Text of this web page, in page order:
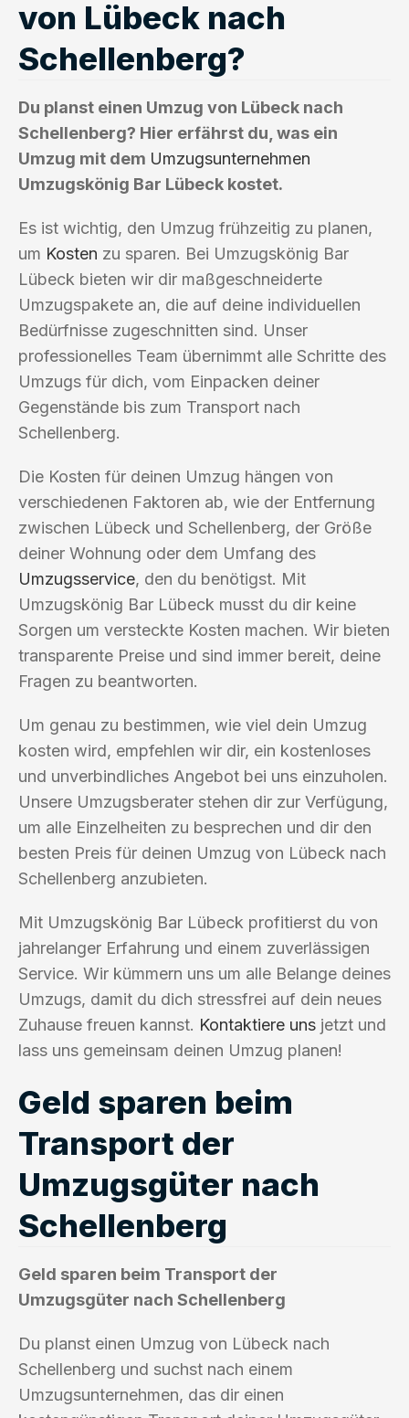
von Lübeck nach
Schellenberg?
Du planst einen Umzug von Lübeck nach
Schellenberg? Hier erfährst du, was ein
Umzug mit dem Umzugsunternehmen
Umzugskönig Bar Lübeck kostet.
Es ist wichtig, den Umzug frühzeitig zu planen,
um Kosten zu sparen. Bei Umzugskönig Bar
Lübeck bieten wir dir maßgeschneiderte
Umzugspakete an, die auf deine individuellen
Bedürfnisse zugeschnitten sind. Unser
professionelles Team übernimmt alle Schritte des
Umzugs für dich, vom Einpacken deiner
Gegenstände bis zum Transport nach
Schellenberg.
Die Kosten für deinen Umzug hängen von
verschiedenen Faktoren ab, wie der Entfernung
zwischen Lübeck und Schellenberg, der Größe
deiner Wohnung oder dem Umfang des
Umzugsservice, den du benötigst. Mit
Umzugskönig Bar Lübeck musst du dir keine
Sorgen um versteckte Kosten machen. Wir bieten
transparente Preise und sind immer bereit, deine
Fragen zu beantworten.
Um genau zu bestimmen, wie viel dein Umzug
kosten wird, empfehlen wir dir, ein kostenloses
und unverbindliches Angebot bei uns einzuholen.
Unsere Umzugsberater stehen dir zur Verfügung,
um alle Einzelheiten zu besprechen und dir den
besten Preis für deinen Umzug von Lübeck nach
Schellenberg anzubieten.
Mit Umzugskönig Bar Lübeck profitierst du von
jahrelanger Erfahrung und einem zuverlässigen
Service. Wir kümmern uns um alle Belange deines
Umzugs, damit du dich stressfrei auf dein neues
Zuhause freuen kannst. Kontaktiere uns jetzt und
lass uns gemeinsam deinen Umzug planen!
Geld sparen beim
Transport der
Umzugsgüter nach
Schellenberg
Geld sparen beim Transport der
Umzugsgüter nach Schellenberg
Du planst einen Umzug von Lübeck nach
Schellenberg und suchst nach einem
Umzugsunternehmen, das dir einen